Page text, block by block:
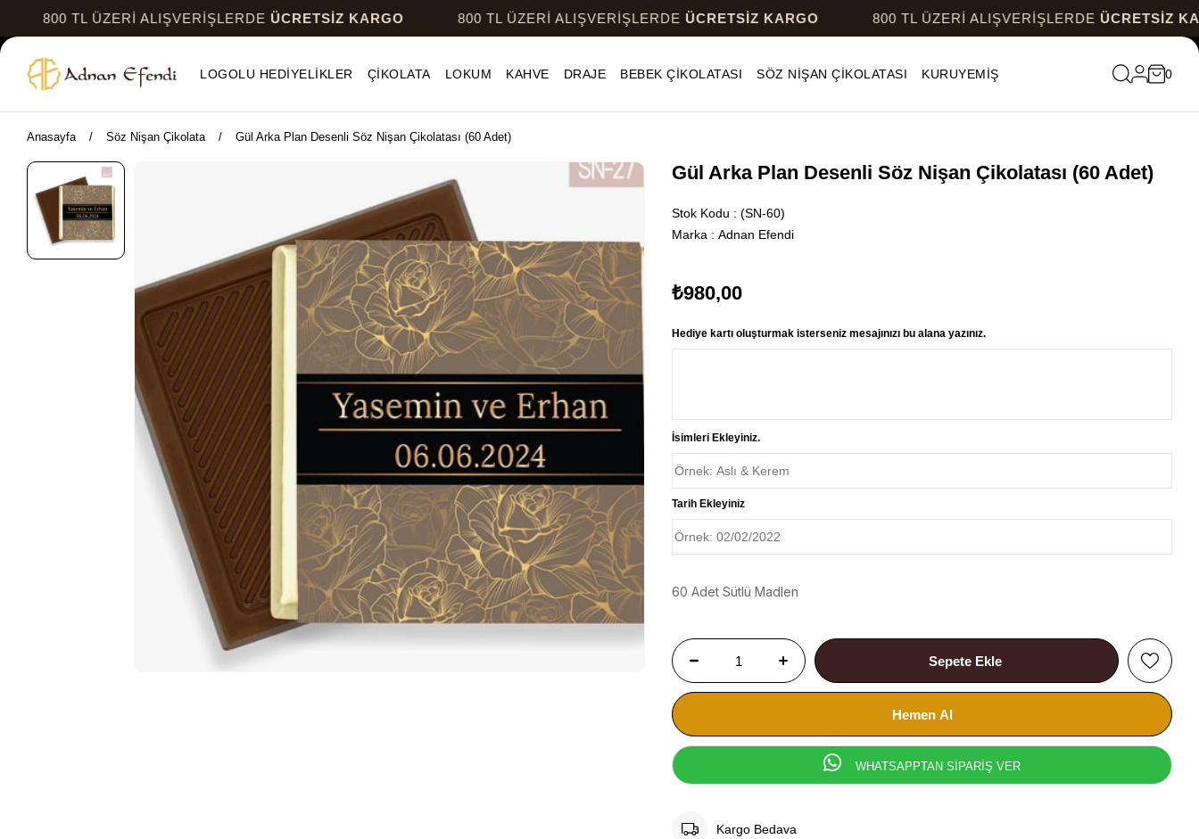
ALIŞVERİŞLERDEÜCRETSİZ KARGO 800 TL ÜZERİ ALIŞVERİŞLERDEÜCRETSİZ KARGO 800 TL ÜZERİ ALIŞVERİŞLERDEÜCRETSİZ KARGO
LOGOLU HEDİYELİKLER ÇİKOLATA LOKUM KAHVE DRAJE BEBEK ÇİKOLATASI SÖZ NİŞAN ÇİKOLATASI KURUYEMİŞ 0
Anasayfa Söz Nişan Çikolata Gül Arka Plan Desenli Söz Nişan Çikolatası (60 Adet)
Gül Arka Plan Desenli Söz Nişan Çikolatası (60 Adet)
Stok Kodu
(SN-60)
Marka : Adnan Efendi
₺980,00
Hediye kartı oluşturmak isterseniz mesajınızı bu alana yazınız.
İsimleri Ekleyiniz.
Tarih Ekleyiniz
60 Adet Sütlü Madlen
WHATSAPPTAN SİPARİŞ VER
Kargo Bedava